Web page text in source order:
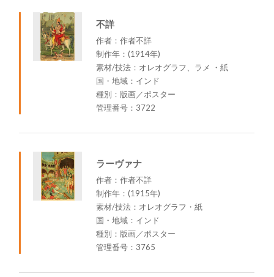
不詳
作者：作者不詳
制作年：(1914年)
素材/技法：オレオグラフ、ラメ ・紙
国・地域：インド
種別：版画／ポスター
管理番号：3722
ラーヴァナ
作者：作者不詳
制作年：(1915年)
素材/技法：オレオグラフ・紙
国・地域：インド
種別：版画／ポスター
管理番号：3765